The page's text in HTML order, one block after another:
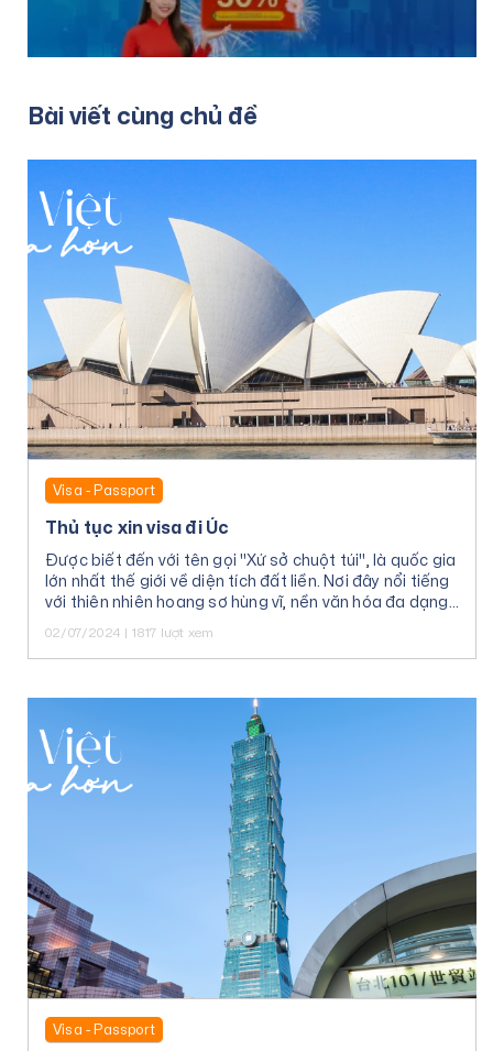
Bài viết cùng chủ đề
Visa - Passport
Thủ tục xin visa đi Úc
Được biết đến với tên gọi "Xứ sở chuột túi", là quốc gia
lớn nhất thế giới về diện tích đất liền. Nơi đây nổi tiếng
với thiên nhiên hoang sơ hùng vĩ, nền văn hóa đa dạng
và con người thân thiện.
02/07/2024 | 1817 lượt xem
Visa - Passport